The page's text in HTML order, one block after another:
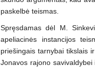
paskelbė teismas.
Spręsdamas dėl M.
apeliacinės instancijos
priešingais tarnybai tikslais
Jonavos rajono